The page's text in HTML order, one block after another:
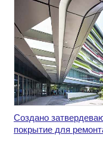
Создано
покрытие для